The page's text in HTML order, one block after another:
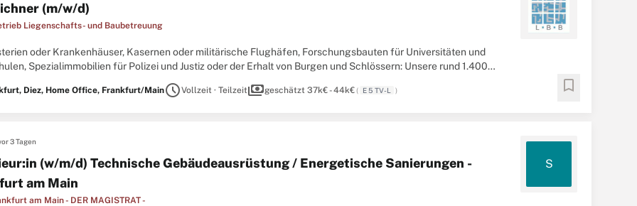
(m/w/d)
Liegenschafts- und Baubetreuung
oder Krankenhäuser, Kasernen oder militärische Flughäfen, Forschungsbauten für Universitäten und
Spezialimmobilien für Polizei und Justiz oder der Erhalt von Burgen und Schlössern: Unsere rund 1.400
Diez, Home Office, Frankfurt/MainscheduleVollzeit · Teilzeitpaymentsgeschätzt 37k€ - 44k€( E 5 TV-L ) bookmark
3 Tagen
(w/m/d) Technische Gebäudeausrüstung / Energetische Sanierungen -
am Main
am Main - DER MAGISTRAT -
S